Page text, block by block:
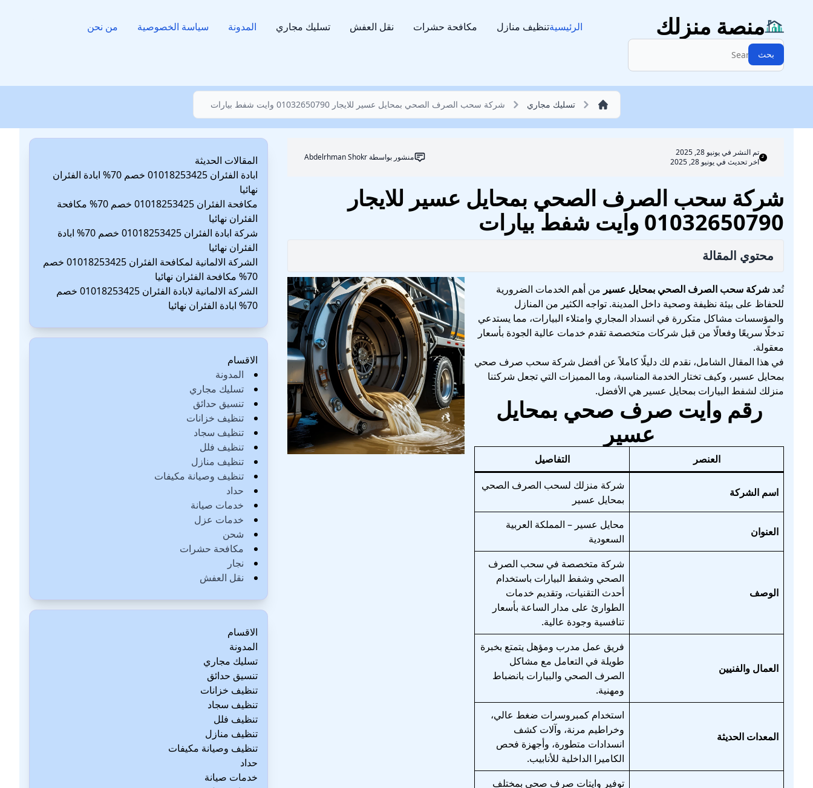
منصة منزلك
البحث:
بحث
الرئيسيةتنظيف منازل مكافحة حشرات نقل العفش تسليك مجاري المدونة سياسة الخصوصية من نحن
تسليك مجاري شركة سحب الصرف الصحي بمحايل عسير للايجار 01032650790 وايت شفط بيارات
تم النشر فييونيو 28, 2025
اخر تحديث في يونيو 28, 2025
منشور بواسطةAbdelrhman Shokr
شركة سحب الصرف الصحي بمحايل عسير للايجار
01032650790 وايت شفط بيارات
محتوي المقالة
تُعد شركة سحب الصرف الصحي بمحايل عسير من أهم الخدمات الضرورية
للحفاظ على بيئة نظيفة وصحية داخل المدينة. تواجه الكثير من المنازل
والمؤسسات مشاكل متكررة في انسداد المجاري وامتلاء البيارات، مما يستدعي
تدخلًا سريعًا وفعالًا من قبل شركات متخصصة تقدم خدمات عالية الجودة بأسعار
معقولة.
في هذا المقال الشامل، نقدم لك دليلًا كاملاً عن أفضل شركة سحب صرف صحي
بمحايل عسير، وكيف تختار الخدمة المناسبة، وما المميزات التي تجعل شركتنا
منزلك لشفط البيارات بمحايل عسير هي الأفضل.
رقم وايت صرف صحي بمحايل
عسير
العنصر التفاصيل
اسم الشركة
شركة منزلك لسحب الصرف الصحي
بمحايل عسير
العنوان
محايل عسير – المملكة العربية
السعودية
الوصف
شركة متخصصة في سحب الصرف
الصحي وشفط البيارات باستخدام
أحدث التقنيات، وتقديم خدمات
الطوارئ على مدار الساعة بأسعار
تنافسية وجودة عالية.
العمال والفنيين
فريق عمل مدرب ومؤهل يتمتع بخبرة
طويلة في التعامل مع مشاكل
الصرف الصحي والبيارات بانضباط
ومهنية.
المعدات الحديثة
استخدام كمبروسرات ضغط عالي،
وخراطيم مرنة، وآلات كشف
انسدادات متطورة، وأجهزة فحص
الكاميرا الداخلية للأنابيب.
توفير وايتات صرف صحي بمختلف
المقالات الحديثة
ابادة الفئران 01018253425 خصم 70% ابادة الفئران
نهائيا
مكافحة الفئران 01018253425 خصم 70% مكافحة
الفئران نهائيا
شركة ابادة الفئران 01018253425 خصم 70% ابادة
الفئران نهائيا
الشركة الالمانية لمكافحة الفئران 01018253425 خصم
70% مكافحة الفئران نهائيا
الشركة الالمانية لابادة الفئران 01018253425 خصم
70% ابادة الفئران نهائيا
الاقسام
المدونة
تسليك مجاري
تنسيق حدائق
تنظيف خزانات
تنظيف سجاد
تنظيف فلل
تنظيف منازل
تنظيف وصيانة مكيفات
حداد
خدمات صيانة
خدمات عزل
شحن
مكافحة حشرات
نجار
نقل العفش
الاقسام
المدونة
تسليك مجاري
تنسيق حدائق
تنظيف خزانات
تنظيف سجاد
تنظيف فلل
تنظيف منازل
تنظيف وصيانة مكيفات
حداد
خدمات صيانة